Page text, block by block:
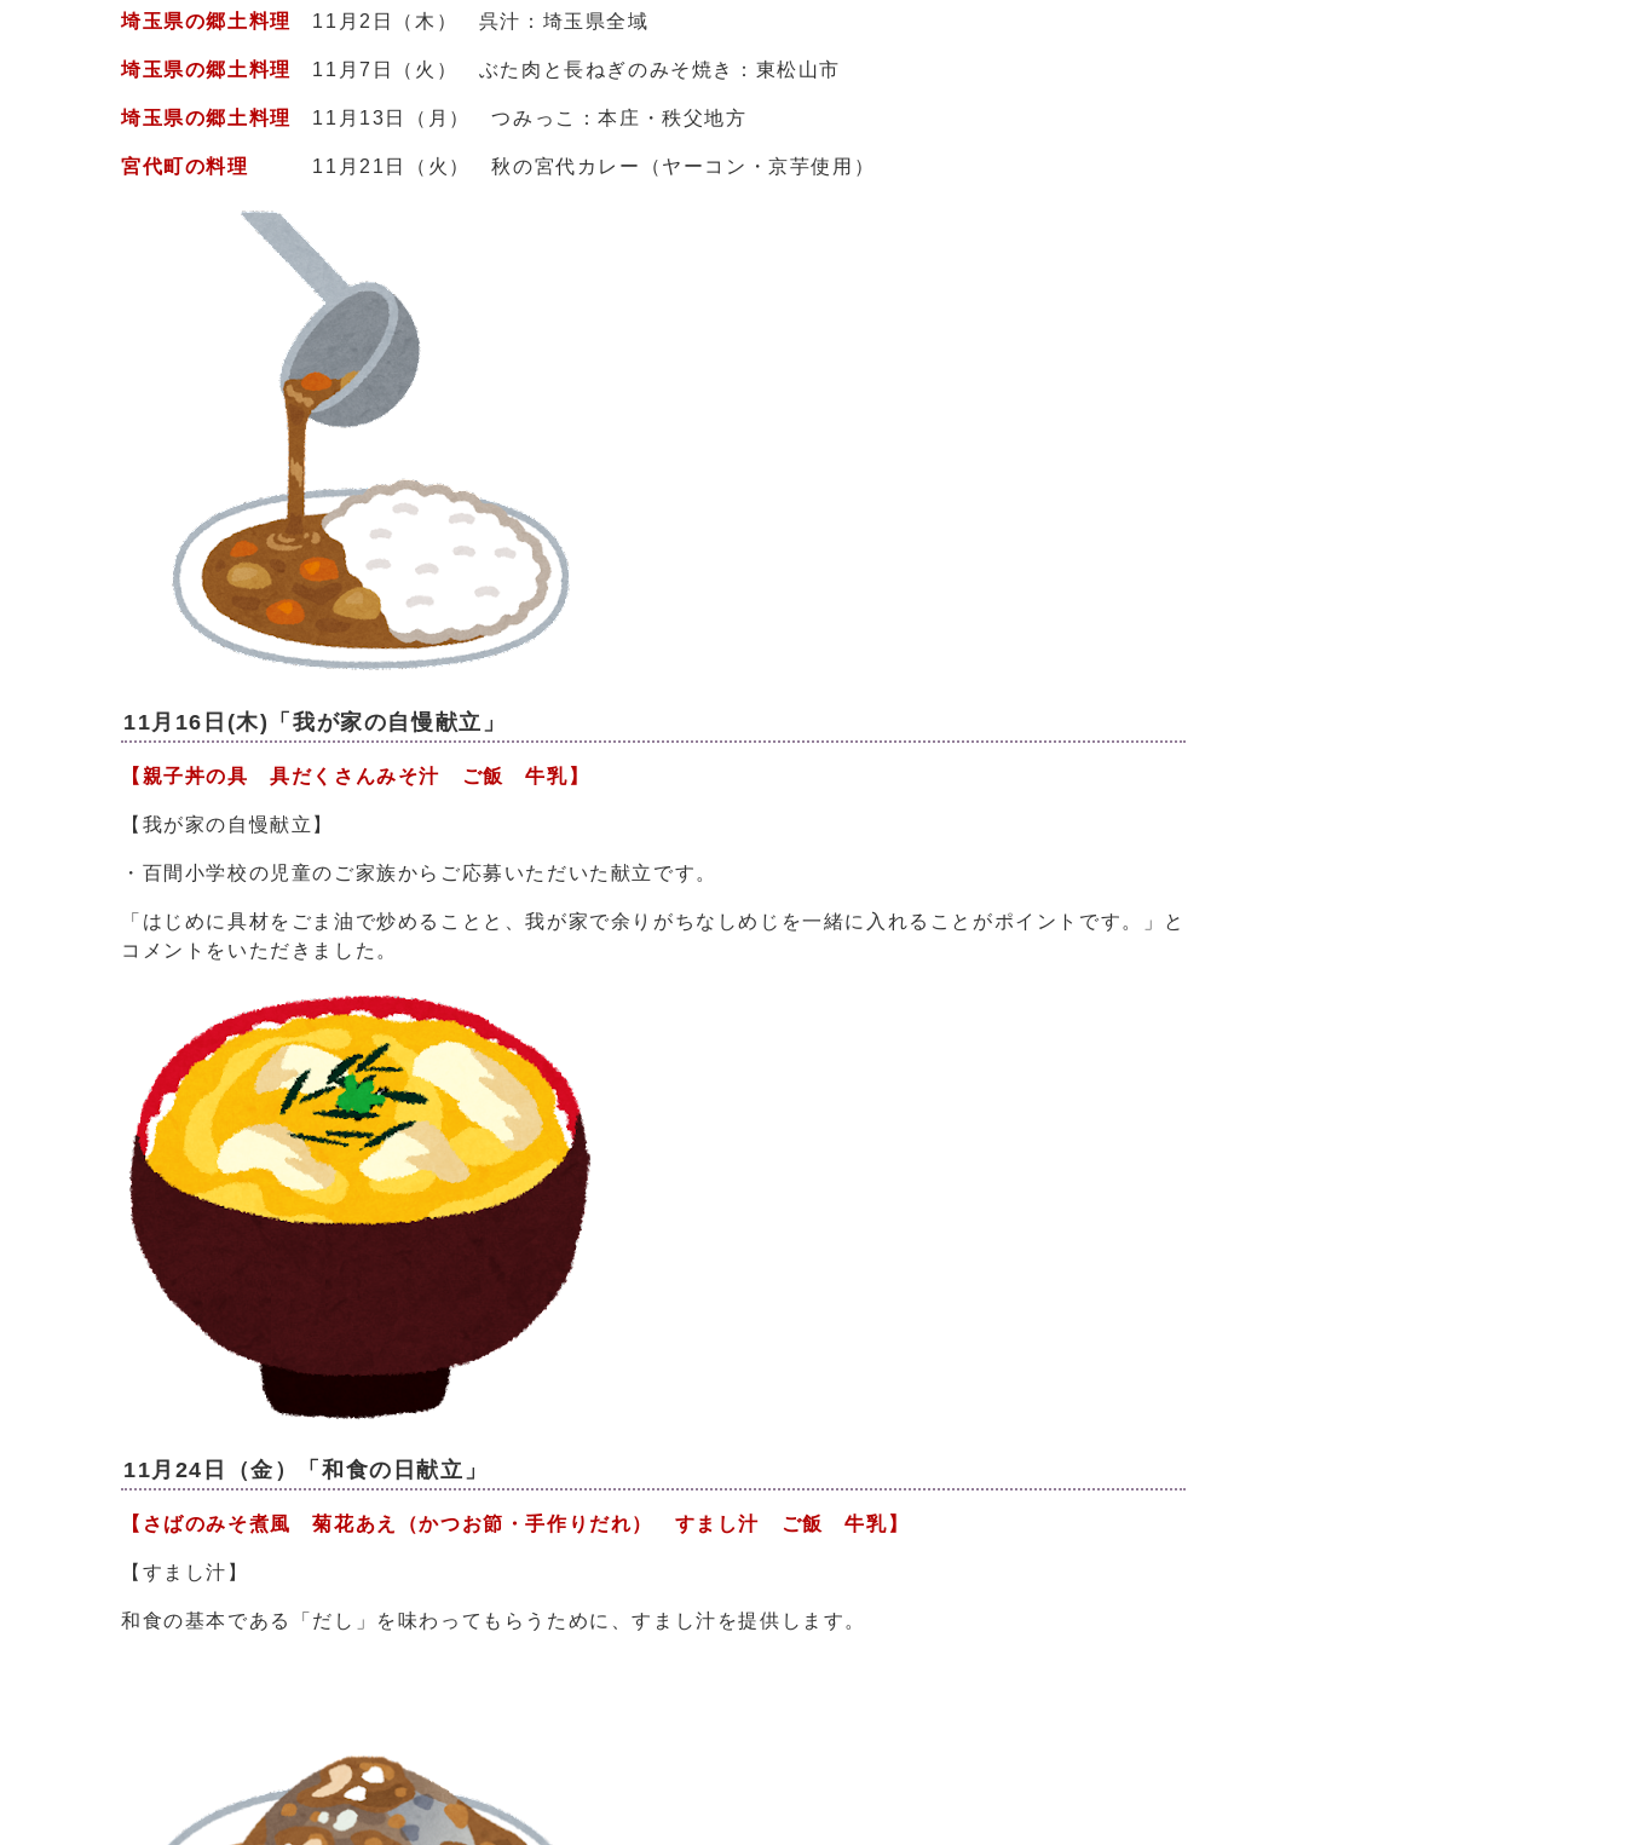
埼玉県の郷土料理 11月2日（木） 呉汁：埼玉県全域
埼玉県の郷土料理 11月7日（火） ぶた肉と長ねぎのみそ焼き：東松山市
埼玉県の郷土料理 11月13日（月） つみっこ：本庄・秩父地方
宮代町の料理 11月21日（火） 秋の宮代カレー（ヤーコン・京芋使用）
11月16日(木)「我が家の自慢献立」
【親子丼の具 具だくさんみそ汁 ご飯 牛乳】
【我が家の自慢献立】
・百間小学校の児童のご家族からご応募いただいた献立です。
「はじめに具材をごま油で炒めることと、我が家で余りがちなしめじを一緒に入れることがポイントです。」と
コメントをいただきました。
11月24日（金）「和食の日献立」
【さばのみそ煮風 菊花あえ（かつお節・手作りだれ） すまし汁 ご飯 牛乳】
【すまし汁】
和食の基本である「だし」を味わってもらうために、すまし汁を提供します。